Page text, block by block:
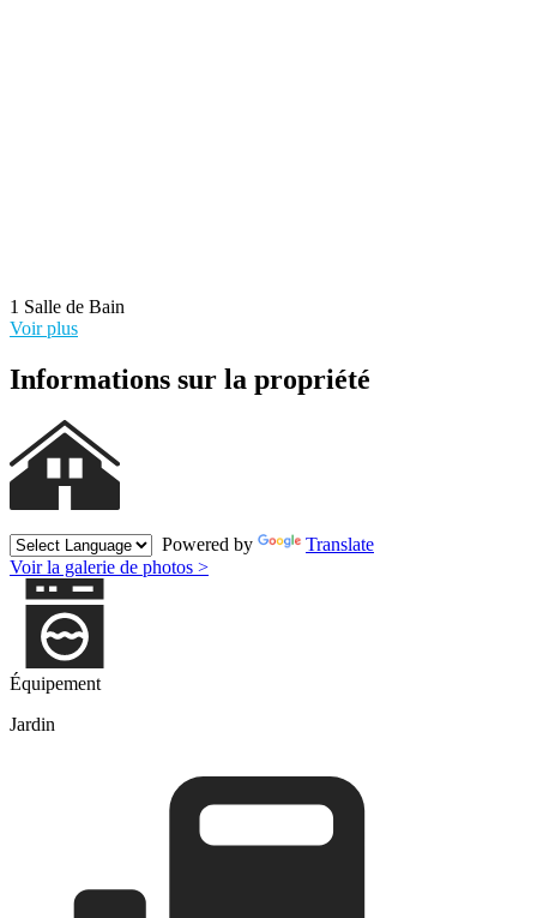
1 Salle de Bain
Voir plus
Informations sur la propriété
Powered by
Translate
Voir la galerie de photos >
Équipement
Jardin